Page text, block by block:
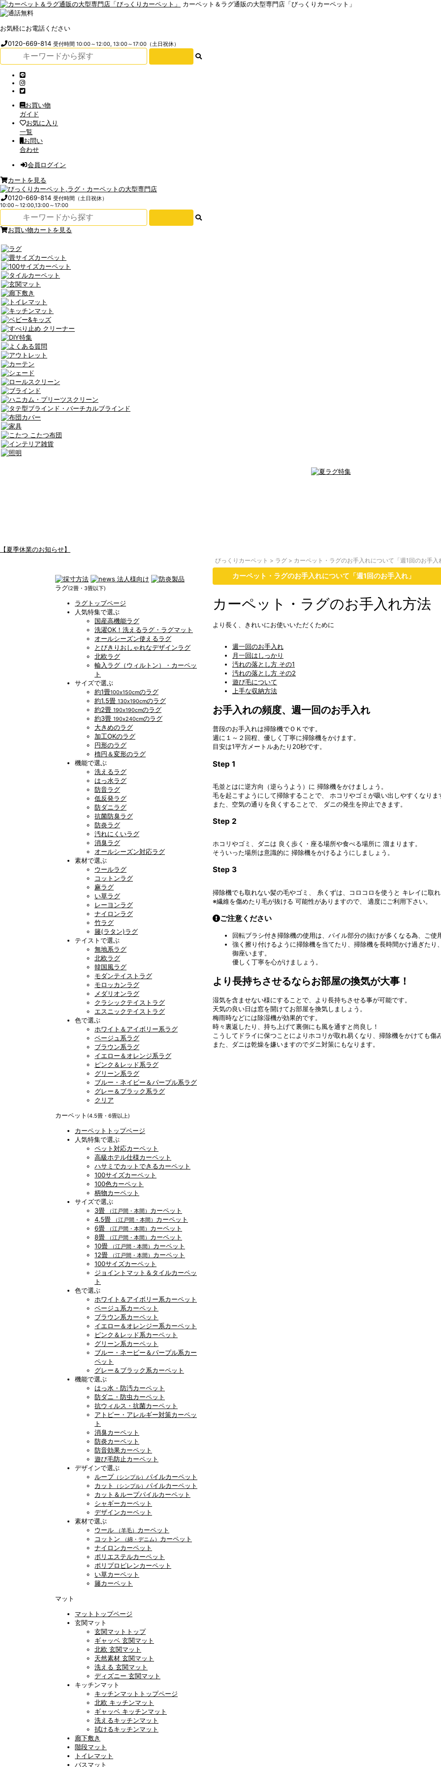
カーペット＆ラグ通販の大型専門店「びっくりカーペット」
お気軽にお電話ください
0120-669-814受付時間 10:00～12:00, 13:00～17:00（土日祝休）
お買い物
ガイド
お気に入り
一覧
お問い
合わせ
会員ログイン
カートを見る
0120-669-814受付時間（土日祝休）
10:00～12:00,13:00～17:00
お買い物カートを見る
【夏季休業のお知らせ】
ラグ(2畳・3畳以下)
ラグトップページ
人気特集で選ぶ
国産高機能ラグ
洗濯OK！洗えるラグ・ラグマット
オールシーズン使えるラグ
とびきりおしゃれなデザインラグ
北欧ラグ
輸入ラグ（ウィルトン）・カーペッ
ト
サイズで選ぶ
約1畳100x150cmのラグ
約1.5畳 130x190cmのラグ
約2畳 190x190cmのラグ
約3畳 190x240cmのラグ
大きめのラグ
加工OKのラグ
円形のラグ
楕円＆変形のラグ
機能で選ぶ
洗えるラグ
はっ水ラグ
防音ラグ
低反発ラグ
防ダニラグ
抗菌防臭ラグ
防炎ラグ
汚れにくいラグ
消臭ラグ
オールシーズン対応ラグ
素材で選ぶ
ウールラグ
コットンラグ
麻ラグ
い草ラグ
レーヨンラグ
ナイロンラグ
竹ラグ
籐(ラタン)ラグ
テイストで選ぶ
無地系ラグ
北欧ラグ
韓国風ラグ
モダンテイストラグ
モロッカンラグ
メダリオンラグ
クラシックテイストラグ
エスニックテイストラグ
色で選ぶ
ホワイト＆アイボリー系ラグ
ベージュ系ラグ
ブラウン系ラグ
イエロー＆オレンジ系ラグ
ピンク＆レッド系ラグ
グリーン系ラグ
ブルー・ネイビー＆パープル系ラグ
グレー＆ブラック系ラグ
クリア
カーペット (4.5畳・6畳以上)
カーペットトップページ
人気特集で選ぶ
ペット対応カーペット
高級ホテル仕様カーペット
ハサミでカットできるカーペット
100サイズカーペット
100色カーペット
柄物カーペット
サイズで選ぶ
3畳
（江戸間・本間） カーペット
4.5畳
（江戸間・本間） カーペット
6畳
（江戸間・本間） カーペット
8畳
（江戸間・本間） カーペット
10畳
（江戸間・本間） カーペット
12畳
（江戸間・本間） カーペット
100サイズカーペット
ジョイントマット＆タイルカーペッ
ト
色で選ぶ
ホワイト＆アイボリー系カーペット
ベージュ系カーペット
ブラウン系カーペット
イエロー＆オレンジー系カーペット
ピンク＆レッド系カーペット
グリーン系カーペット
ブルー・ネービー＆パープル系カー
ペット
グレー＆ブラック系カーペット
機能で選ぶ
はっ水・防汚カーペット
防ダニ・防虫カーペット
抗ウィルス・抗菌カーペット
アトピー・アレルギー対策カーペッ
ト
消臭カーペット
防炎カーペット
防音効果カーペット
遊び毛防止カーペット
デザインで選ぶ
ループ （シンプル） パイルカーペット
カット
（シンプル） パイルカーペット
カット＆ループパイルカーペット
シャギーカーペット
デザインカーペット
素材で選ぶ
ウール
（羊毛） カーペット
コットン
（綿・デニム） カーペット
ナイロンカーペット
ポリエステルカーペット
ポリプロピレンカーペット
い草カーペット
籐カーペット
マット
マットトップページ
玄関マット
玄関マットトップ
ギャッベ 玄関マット
北欧 玄関マット
天然素材 玄関マット
洗える 玄関マット
ディズニー 玄関マット
キッチンマット
キッチンマットトップページ
北欧 キッチンマット
ギャッベ キッチンマット
洗えるキッチンマット
拭けるキッチンマット
廊下敷き
階段マット
トイレマット
バスマット
びっくりカーペット > ラグ > カーペット・ラグのお手入れについて「週1回のお手入
カーペット・ラグのお手入れについて「週1回のお手入れ」
カーペット・ラグのお手入れ方法
より長く、きれいにお使いいただくために
週一回のお手入れ
月一回はしっかり
汚れの落とし方 その1
汚れの落とし方 その2
遊び毛について
上手な収納方法
お手入れの頻度、週一回のお手入れ
普段のお手入れは掃除機でＯＫです。
週に１～２回程、優しく丁寧に掃除機をかけます。
目安は1平方メートルあたり20秒です。
Step 1
毛並とはに逆方向（逆らうよう）に 掃除機をかけましょう。
毛を起こすようにして掃除することで、 ホコリやゴミが吸い出しやすくなりま
また、空気の通りを良くすることで、 ダニの発生を抑止できます。
Step 2
ホコリやゴミ、ダニは 良く歩く・座る場所や食べる場所に 溜まります。
そういった場所は意識的に 掃除機をかけるようにしましょう。
Step 3
掃除機でも取れない髪の毛やゴミ、 糸くずは、コロコロを使うと キレイに取
※繊維を傷めたり毛が抜ける 可能性がありますので、 適度にご利用下さい。
ご注意ください
回転ブラシ付き掃除機の使用は、パイル部分の抜けが多くなる為、ご使
強く擦り付けるように掃除機を当てたり、掃除機を長時間かけ過ぎた
御座います。
優しく丁寧を心がけましょう。
より長持ちさせるならお部屋の換気が大事！
湿気を含ませない様にすることで、より長持ちさせる事が可能です。
天気の良い日は窓を開けてお部屋を換気しましょう。
梅雨時などには除湿機が効果的です。
時々裏返したり、持ち上げて裏側にも風を通すと尚良し！
こうしてドライに保つことによりホコリが取れ易くなり、掃除機をかけても傷
また、ダニは乾燥を嫌いますのでダニ対策にもなります。